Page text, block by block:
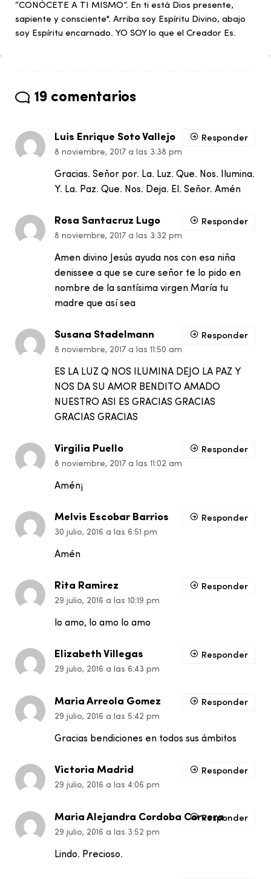
“CONÓCETE A TI MISMO”. En ti está Dios presente,
sapiente y consciente". Arriba soy Espíritu Divino, abajo
soy Espíritu encarnado. YO SOY lo que el Creador Es.
19 comentarios
Luis Enrique Soto Vallejo
8 noviembre, 2017 a las 3:38 pm
Gracias. Señor por. La. Luz. Que. Nos. Ilumina.
Y. La. Paz. Que. Nos. Deja. El. Señor. Amén
Responder
Rosa Santacruz Lugo
8 noviembre, 2017 a las 3:32 pm
Amen divino Jesús ayuda nos con esa niña
denissee a que se cure señor te lo pido en
nombre de la santísima virgen María tu
madre que así sea
Responder
Susana Stadelmann
8 noviembre, 2017 a las 11:50 am
ES LA LUZ Q NOS ILUMINA DEJO LA PAZ Y
NOS DA SU AMOR BENDITO AMADO
NUESTRO ASI ES GRACIAS GRACIAS
GRACIAS GRACIAS
Responder
Virgilia Puello
8 noviembre, 2017 a las 11:02 am
Amén¡
Responder
Melvis Escobar Barrios
30 julio, 2016 a las 6:51 pm
Amén
Responder
Rita Ramirez
29 julio, 2016 a las 10:19 pm
lo amo, lo amo lo amo
Responder
Elizabeth Villegas
29 julio, 2016 a las 6:43 pm
Responder
Maria Arreola Gomez
29 julio, 2016 a las 5:42 pm
Gracias bendiciones en todos sus ámbitos
Responder
Victoria Madrid
29 julio, 2016 a las 4:06 pm
Responder
Maria Alejandra Cordoba Corvera
29 julio, 2016 a las 3:52 pm
Lindo. Precioso.
Responder